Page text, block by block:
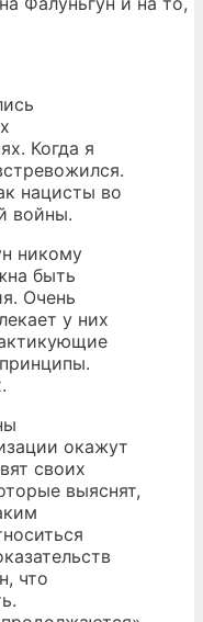
Когда я
нацисты во
войны.
никому
быть
Очень
у них
окажут
своих
выяснят,
что